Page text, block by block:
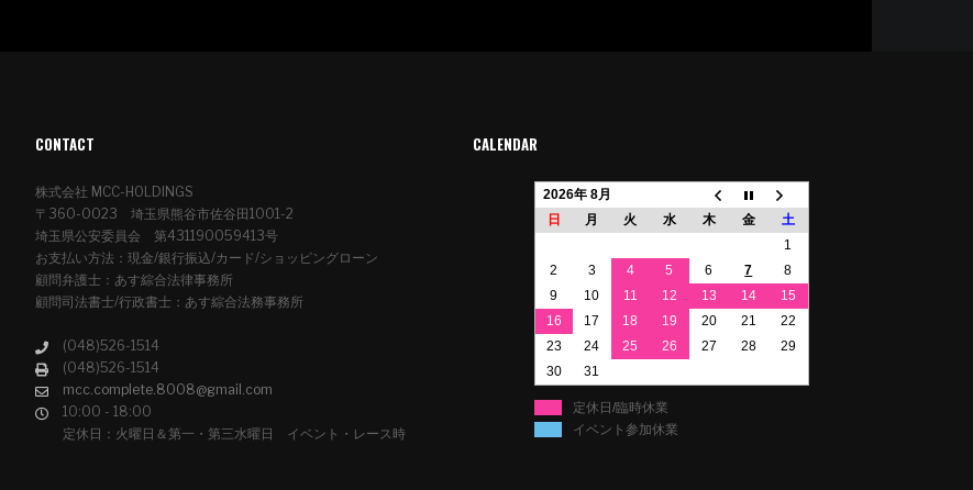
CONTACT
株式会社 MCC-HOLDINGS
〒360-0023 埼玉県熊谷市佐谷田1001-2
埼玉県公安委員会 第431190059413号
お支払い方法：現金/銀行振込/カード/ショッピングローン
顧問弁護士：あす綜合法律事務所
顧問司法書士/行政書士：あす綜合法務事務所
(048)526-1514
(048)526-1514
mcc.complete.8008@gmail.com
10:00 - 18:00
定休日：火曜日＆第一・第三水曜日 イベント・レース時
CALENDAR
2026年 8月
日
月 火 水 木 金
土
1
2
3 4 5 6 7
8
9
10 11 12 13 14
15
16
17 18 19 20 21
22
23
24 25 26 27 28
29
30
31
定休日/臨時休業
イベント参加休業